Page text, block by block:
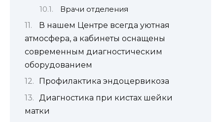
Врачи отделения
В нашем Центре всегда уютная
атмосфера, а кабинеты оснащены
современным диагностическим
оборудованием
Профилактика эндоцервикоза
Диагностика при кистах шейки
матки